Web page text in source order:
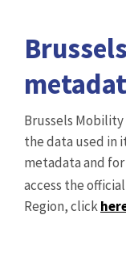
Brussels Mobility
the data used in
metadata and
access the
Region, click